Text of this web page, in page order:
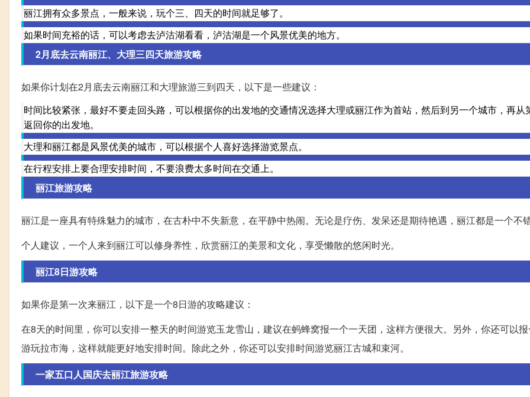
丽江拥有众多景点，一般来说，玩个三、四天的时间就足够了。
如果时间充裕的话，可以考虑去泸沽湖看看，泸沽湖是一个风景优美的地方。
2月底去云南丽江、大理三四天旅游攻略
如果你计划在2月底去云南丽江和大理旅游三到四天，以下是一些建议：
时间比较紧张，最好不要走回头路，可以根据你的出发地的交通情况选择大理或丽江作为首站，然后到另一个城市，再从
返回你的出发地。
大理和丽江都是风景优美的城市，可以根据个人喜好选择游览景点。
在行程安排上要合理安排时间，不要浪费太多时间在交通上。
丽江旅游攻略
丽江是一座具有特殊魅力的城市，在古朴中不失新意，在平静中热闹。无论是疗伤、发呆还是期待艳遇，丽江都是一个不错
个人建议，一个人来到丽江可以修身养性，欣赏丽江的美景和文化，享受懒散的悠闲时光。
丽江8日游攻略
如果你是第一次来丽江，以下是一个8日游的攻略建议：
在8天的时间里，你可以安排一整天的时间游览玉龙雪山，建议在蚂蜂窝报一个一天团，这样方便很大。另外，你还可以
游玩拉市海，这样就能更好地安排时间。除此之外，你还可以安排时间游览丽江古城和束河。
一家五口人国庆去丽江旅游攻略